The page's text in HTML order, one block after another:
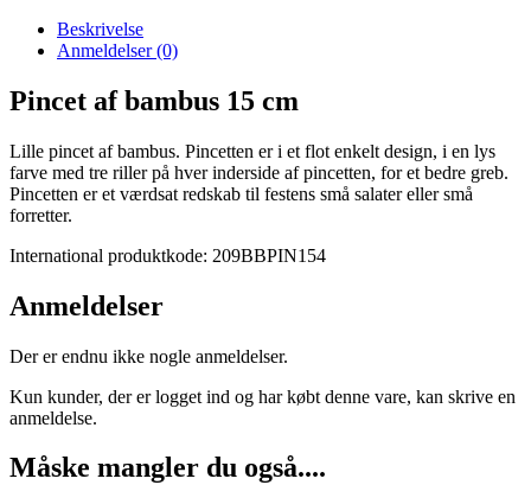
Beskrivelse
Anmeldelser (0)
Pincet af bambus 15 cm
Lille pincet af bambus. Pincetten er i et flot enkelt design, i en lys
farve med tre riller på hver inderside af pincetten, for et bedre greb.
Pincetten er et værdsat redskab til festens små salater eller små
forretter.
International produktkode: 209BBPIN154
Anmeldelser
Der er endnu ikke nogle anmeldelser.
Kun kunder, der er logget ind og har købt denne vare, kan skrive en
anmeldelse.
Måske mangler du også....